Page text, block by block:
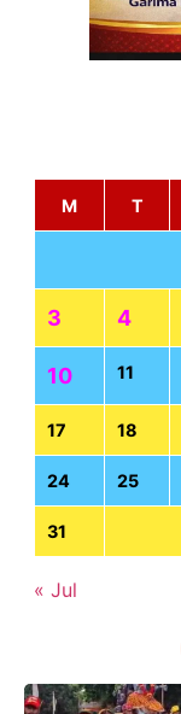
M
T
3 4
10 11
17 18
24 25
31
« Jul